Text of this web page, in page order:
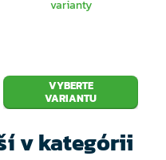
varianty
VYBERTE
VARIANTU
v kategórii